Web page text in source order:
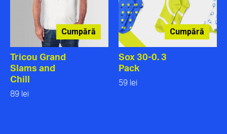
Cumpără
Tricou Grand
Slams and
Chill
89 lei
Cumpără
Sox 30-0. 3
Pack
59 lei